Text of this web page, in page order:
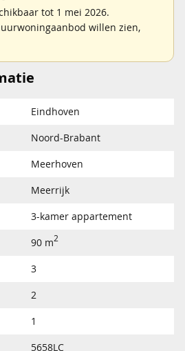
tot 1 mei 2026.
willen zien,
Eindhoven
Noord-Brabant
Meerhoven
Meerrijk
3-kamer appartement
90 m2
3
2
1
5658LC